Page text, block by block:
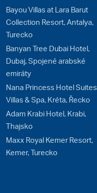
Bayou Villas at Lara Barut
Collection Resort, Antalya,
Turecko
Banyan Tree Dubai Hotel,
Dubaj, Spojené arabské
emiráty
Nana Princess Hotel Suites
Villas & Spa, Kréta, Řecko
Adam Krabi Hotel, Krabi,
Thajsko
Maxx Royal Kemer Resort,
Kemer, Turecko